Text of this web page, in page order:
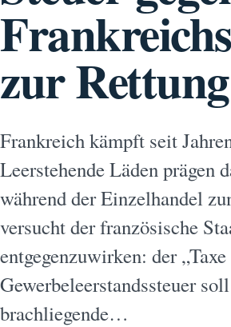
zur
Frankreich kämpft seit
Leerstehende Läden
während der Einzelhandel
versucht der französische
entgegenzuwirken: der
Gewerbeleerstandssteuer
brachliegende…